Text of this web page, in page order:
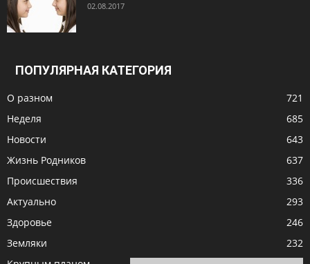
02.08.2017
ПОПУЛЯРНАЯ КАТЕГОРИЯ
О разном
721
Неделя
685
Новости
643
Жизнь Родников
637
Происшествия
336
Актуально
293
Здоровье
246
Земляки
232